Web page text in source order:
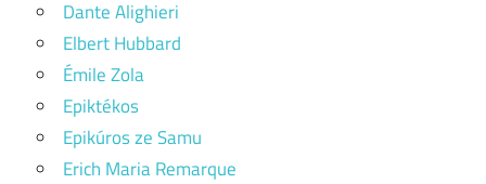
Dante Alighieri
Elbert Hubbard
Émile Zola
Epiktékos
Epikúros ze Samu
Erich Maria Remarque